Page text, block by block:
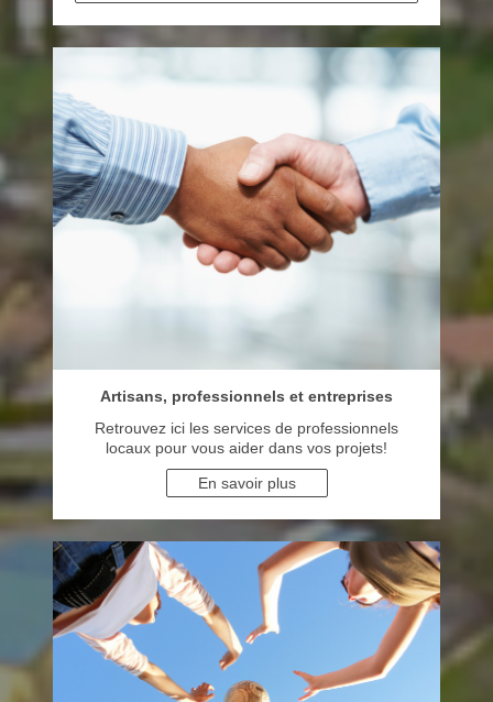
Artisans, professionnels et entreprises
Retrouvez ici les services de professionnels
locaux pour vous aider dans vos projets!
En savoir plus